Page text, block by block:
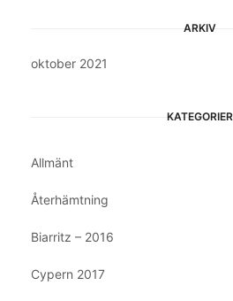
ARKIV
oktober 2021
KATEGORIER
Allmänt
Återhämtning
Biarritz – 2016
Cypern 2017